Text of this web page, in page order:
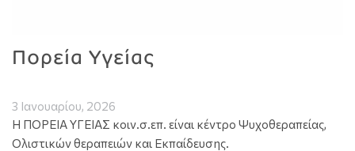
Πορεία Υγείας
3 Ιανουαρίου, 2026
Η ΠΟΡΕΙΑ ΥΓΕΙΑΣ κοιν.σ.επ. είναι κέντρο Ψυχοθεραπείας,
Ολιστικών θεραπειών και Εκπαίδευσης.